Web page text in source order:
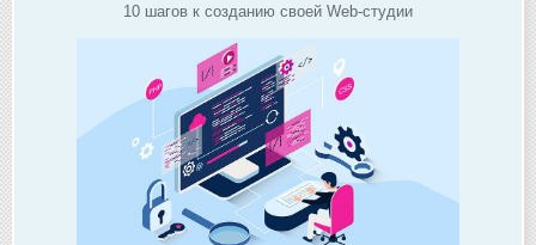
10 шагов к созданию своей Web-студии